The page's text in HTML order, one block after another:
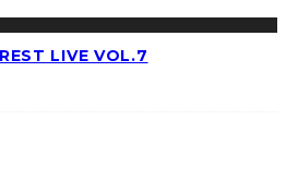
REST LIVE VOL.7